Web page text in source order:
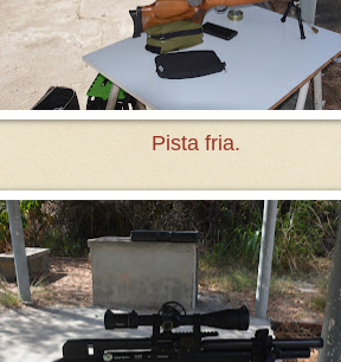
Pista fria.